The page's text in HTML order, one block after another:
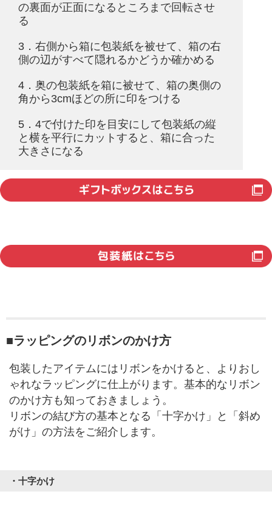
の裏面が正面になるところまで回転させ
る
3．右側から箱に包装紙を被せて、箱の右
側の辺がすべて隠れるかどうか確かめる
4．奥の包装紙を箱に被せて、箱の奥側の
角から3cmほどの所に印をつける
5．4で付けた印を目安にして包装紙の縦
と横を平行にカットすると、箱に合った
大きさになる
■ラッピングのリボンのかけ方
包装したアイテムにはリボンをかけると、よりおし
ゃれなラッピングに仕上がります。基本的なリボン
のかけ方も知っておきましょう。
リボンの結び方の基本となる「十字かけ」と「斜め
がけ」の方法をご紹介します。
・十字かけ